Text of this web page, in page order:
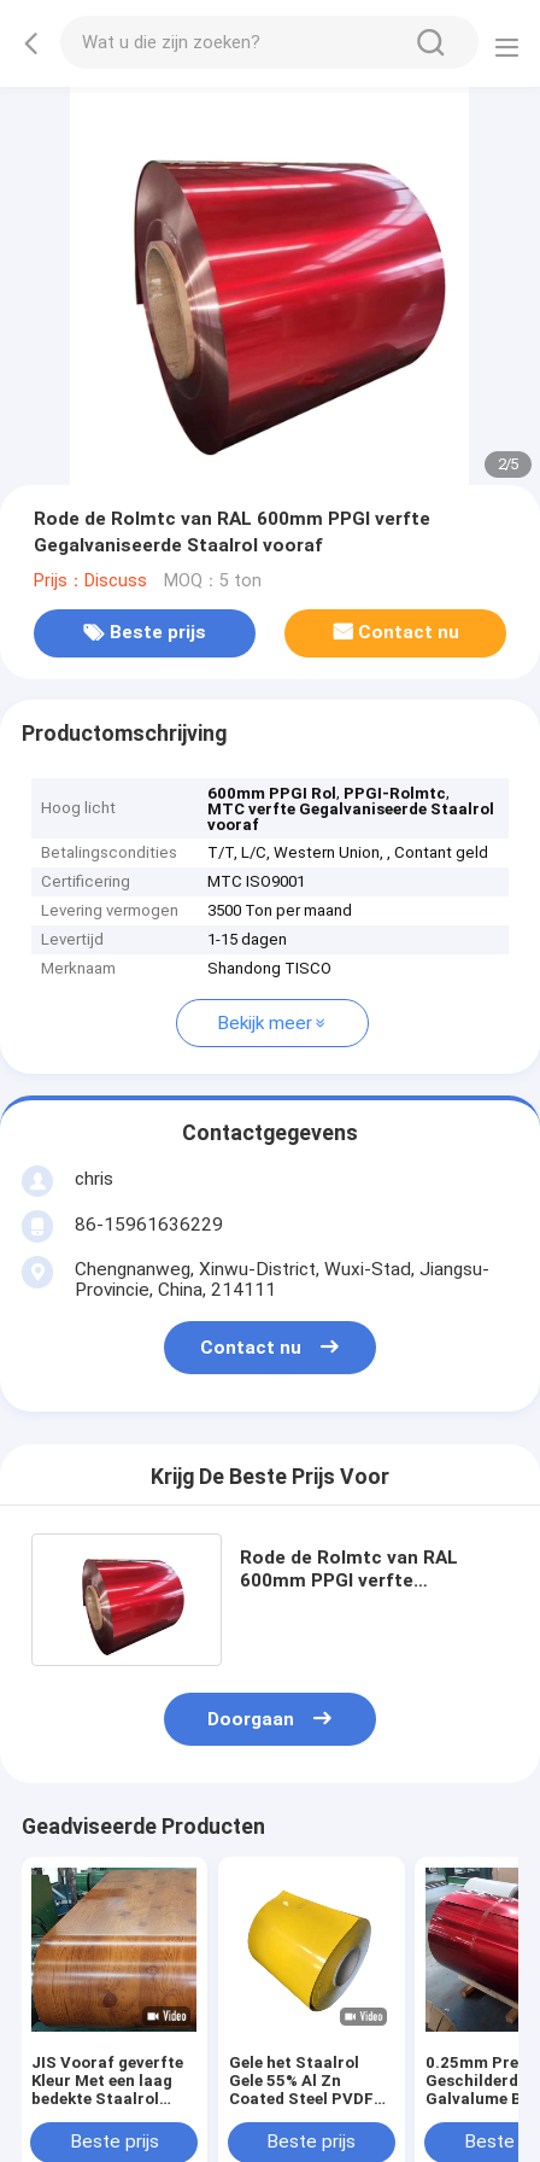
2/5
Rode de Rolmtc van RAL 600mm PPGI verfte
Gegalvaniseerde Staalrol vooraf
Prijs：Discuss MOQ：5 ton
Beste prijs Contact nu
Productomschrijving
Hoog licht
600mm PPGI Rol, PPGI-Rolmtc,
MTC verfte Gegalvaniseerde Staalrol
vooraf
Betalingscondities
T/T, L/C, Western Union, , Contant geld
Certificering
MTC ISO9001
Levering vermogen
3500 Ton per maand
Levertijd
1-15 dagen
Merknaam
Shandong TISCO
Bekijk meer
Contactgegevens
chris
86-15961636229
Chengnanweg, Xinwu-District, Wuxi-Stad, Jiangsu-
Provincie, China, 214111
Contact nu
Krijg De Beste Prijs Voor
Rode de Rolmtc van RAL
600mm PPGI verfte
Doorgaan
Geadviseerde Producten
JIS Vooraf geverfte
Kleur Met een laag
bedekte Staalrol
1500mmBeste prijs
Gele het Staalrol
Gele 55% Al Zn
Coated Steel PVDF
Beste prijs
0.25mm Pre
Geschilderde
Galvalume
Beste